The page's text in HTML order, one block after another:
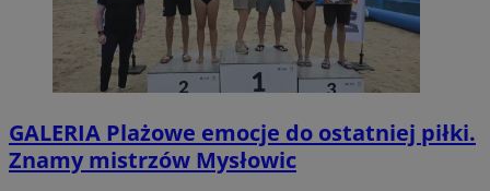
GALERIA Plażowe emocje do ostatniej piłki.
Znamy mistrzów Mysłowic